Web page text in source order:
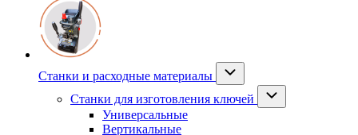
Станки и расходные материалы
Станки для изготовления ключей
Универсальные
Вертикальные